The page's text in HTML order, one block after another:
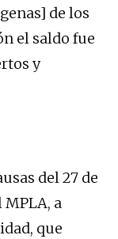
de los
el saldo fue
y
del 27 de
a
que